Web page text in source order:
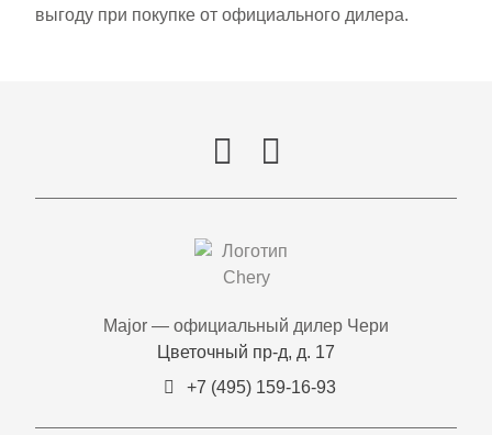
выгоду при покупке от официального дилера.
Major — официальный дилер Чери
Цветочный пр-д, д. 17
+7 (495) 159-16-93